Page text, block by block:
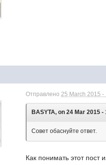
Отправлено25 March 2015 -
BASYTA, on 24 Mar 2015 -
Совет обаснуйте ответ.
Как понимать этот пост